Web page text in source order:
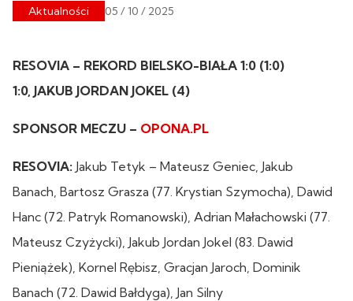
Aktualności 05 / 10 / 2025
RESOVIA – REKORD BIELSKO-BIAŁA 1:0 (1:0)
1:0, JAKUB JORDAN JOKEL (4)
SPONSOR MECZU – OPONA.PL
RESOVIA: Jakub Tetyk – Mateusz Geniec, Jakub
Banach, Bartosz Grasza (77. Krystian Szymocha), Dawid
Hanc (72. Patryk Romanowski), Adrian Małachowski (77.
Mateusz Czyżycki), Jakub Jordan Jokel (83. Dawid
Pieniążek), Kornel Rębisz, Gracjan Jaroch, Dominik
Banach (72. Dawid Bałdyga), Jan Silny